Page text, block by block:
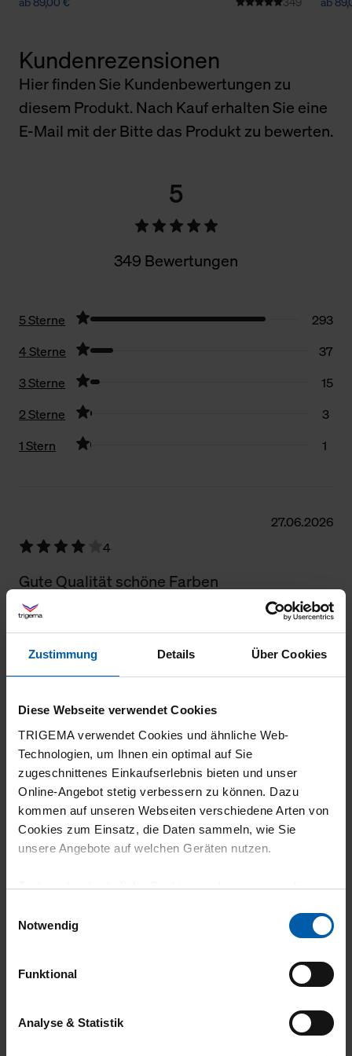
Zustimmung Details Über Cookies
Diese Webseite verwendet Cookies
TRIGEMA verwendet Cookies und ähnliche Web-
Technologien, um Ihnen ein optimal auf Sie
zugeschnittenes Einkaufserlebnis bieten und unser
Online-Angebot stetig verbessern zu können. Dazu
kommen auf unseren Webseiten verschiedene Arten von
Cookies zum Einsatz, die Daten sammeln, wie Sie
unsere Angebote auf welchen Geräten nutzen.
Technisch erforderliche Cookies sind eine notwendige
grundlegende Funktionen wie etwa zur Auswahl und
gewährleisten.
Für die Darstellung personalisierter Angebote, Anzeigen
und Inhalte aufgrund Ihres Nutzerverhaltens und Ihres
Notwendig
Funktional
Analyse & Statistik
Kundenrezensionen
Hier finden Sie Kundenbewertungen zu
diesem Produkt. Nach Kauf erhalten Sie eine
E-Mail mit der Bitte das Produkt zu bewerten.
5
349 Bewertungen
5 Sterne
293
4 Sterne
37
3 Sterne
15
2 Sterne
3
1 Stern
1
27.06.2026
4
Gute Qualität schöne Farben
Passt sehr gut
04.06.2026
5
So wie ich mir das Produkt auch vorgestellt